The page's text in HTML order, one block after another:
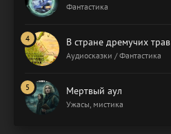
Фантастика
В стране дремучих трав
Аудиосказки / Фантастика
Мертвый аул
Ужасы, мистика